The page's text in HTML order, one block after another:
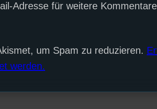
Adresse für weitere
um Spam zu reduzieren.
werden.